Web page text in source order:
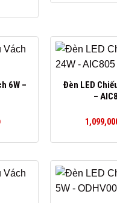
6W –
Đèn LED
–